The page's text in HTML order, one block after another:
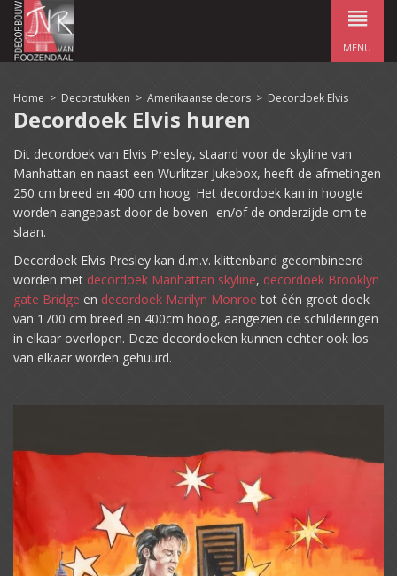
MENU
Home > Decorstukken > Amerikaanse decors > Decordoek Elvis
Decordoek Elvis huren
Dit decordoek van Elvis Presley, staand voor de skyline van
Manhattan en naast een Wurlitzer Jukebox, heeft de afmetingen
250 cm breed en 400 cm hoog. Het decordoek kan in hoogte
worden aangepast door de boven- en/of de onderzijde om te
slaan.
Decordoek Elvis Presley kan d.m.v. klittenband gecombineerd
worden met decordoek Manhattan skyline, decordoek Brooklyn
gate Bridge en decordoek Marilyn Monroe tot één groot doek
van 1700 cm breed en 400cm hoog, aangezien de schilderingen
in elkaar overlopen. Deze decordoeken kunnen echter ook los
van elkaar worden gehuurd.